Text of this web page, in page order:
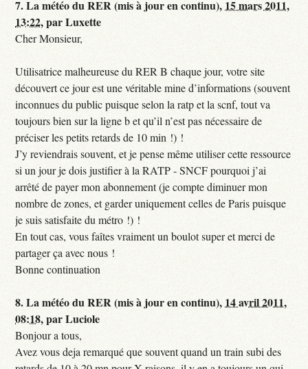
7.La météo du RER (mis à jour en continu), 15 mars 2011,
13:22,parLuxette
Cher Monsieur,
Utilisatrice malheureuse du RER B chaque jour, votre site
découvert ce jour est une véritable mine d’informations (souvent
inconnues du public puisque selon la ratp et la scnf, tout va
toujours bien sur la ligne b et qu’il n’est pas nécessaire de
préciser les petits retards de 10 min !) !
J’y reviendrais souvent, et je pense même utiliser cette ressource
si un jour je dois justifier à la RATP - SNCF pourquoi j’ai
arrêté de payer mon abonnement (je compte diminuer mon
nombre de zones, et garder uniquement celles de Paris puisque
je suis satisfaite du métro !) !
En tout cas, vous faîtes vraiment un boulot super et merci de
partager ça avec nous !
Bonne continuation
8.La météo du RER (mis à jour en continu), 14 avril 2011,
08:18,parLuciole
Bonjour a tous,
Avez vous deja remarqué que souvent quand un train subi des